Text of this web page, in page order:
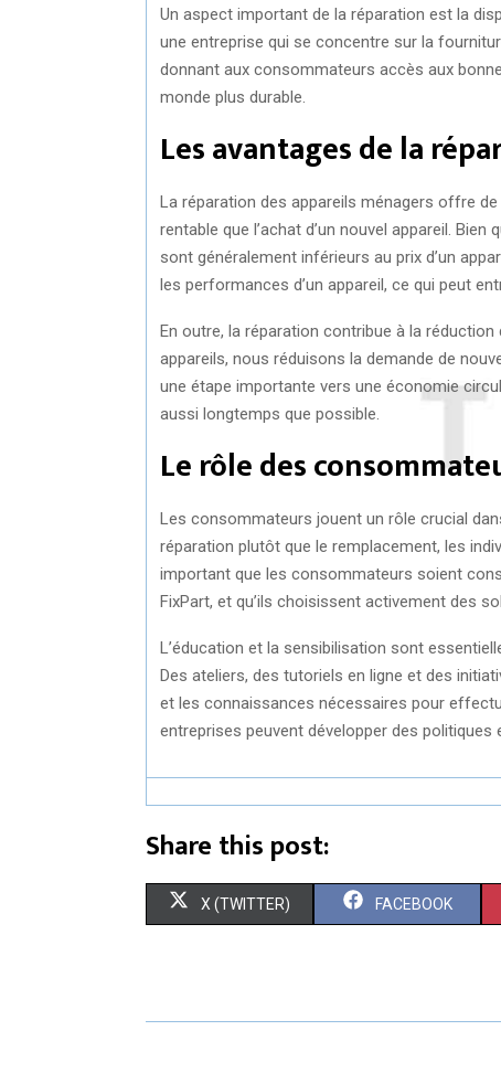
Un aspect important de la réparation est la
une entreprise qui se concentre sur la
donnant aux consommateurs accès aux
monde plus durable.
Les avantages de la
La réparation des appareils ménagers offre
rentable que l’achat d’un nouvel appareil.
sont généralement inférieurs au prix d’un
les performances d’un appareil, ce qui peut
En outre, la réparation contribue à la réduction
appareils, nous réduisons la demande de
une étape importante vers une économie
aussi longtemps que possible.
Le rôle des
Les consommateurs jouent un rôle crucial
réparation plutôt que le remplacement, les
important que les consommateurs soient
FixPart, et qu’ils choisissent activement des
L’éducation et la sensibilisation sont
Des ateliers, des tutoriels en ligne et des
et les connaissances nécessaires pour
entreprises peuvent développer des
Share this post:
S
R
X (TWITTER) S
R
FACEBOOK